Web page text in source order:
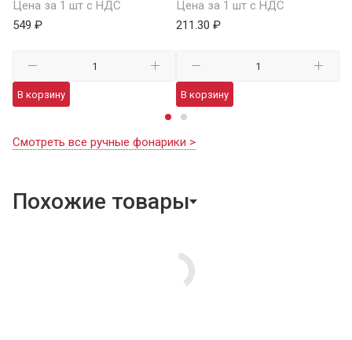
Цена за 1 шт с НДС
549 ₽
В корзину
Цена за 1 шт с НДС
211.30 ₽
В корзину
Смотреть все ручные фонарики >
Похожие товары